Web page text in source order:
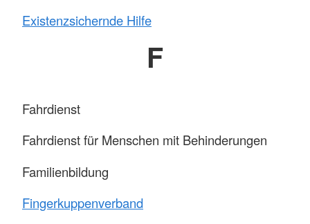
Existenzsichernde Hilfe
F
Fahrdienst
Fahrdienst für Menschen mit Behinderungen
Familienbildung
Fingerkuppenverband